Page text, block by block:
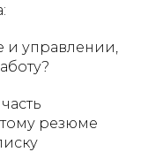
и управлении,
резюме